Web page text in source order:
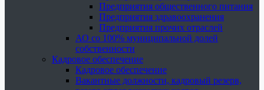
Предприятия общественного питания
Предприятия здравоохранения
Предприятия прочих отраслей
АО со 100% муниципальной долей
собственности
Кадровое обеспечение
Кадровое обеспечение
Вакантные должности, кадровый резерв,